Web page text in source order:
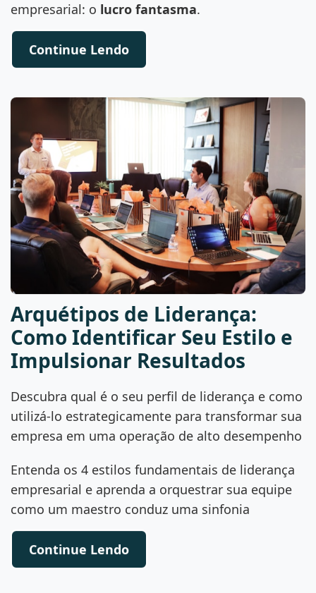
empresarial: o lucro fantasma.
Continue Lendo
Arquétipos de Liderança:
Como Identificar Seu Estilo e
Impulsionar Resultados
Descubra qual é o seu perfil de liderança e como
utilizá-lo estrategicamente para transformar sua
empresa em uma operação de alto desempenho
Entenda os 4 estilos fundamentais de liderança
empresarial e aprenda a orquestrar sua equipe
como um maestro conduz uma sinfonia
Continue Lendo